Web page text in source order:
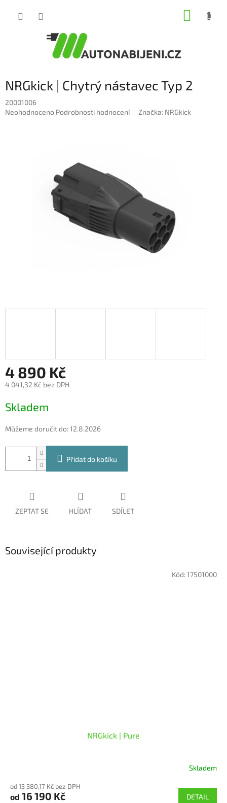
NRGkick | Chytrý nástavec Typ 2
20001006
Průměrné
Neohodnoceno Podrobnosti hodnocení Značka: NRGkick
4 890 Kč
4 041,32 Kč bez DPH
cena:
Skladem
Můžeme doručit do:12.8.2026
Přidat do košíku
ZEPTAT SE HLÍDAT SDÍLET
Související produkty
NRGkick | Pure
produktu
je
Skladem
od 13 380,17 Kč bez DPH
od 16 190 Kč DETAIL
Kód:17501000